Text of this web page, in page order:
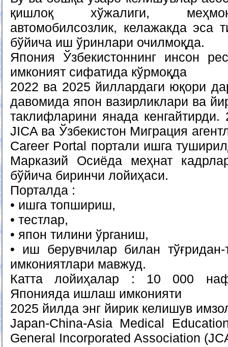
қишлоқ хўжалиги,
автомобилсозлик, келажакда эса
бўйича иш ўринлари очилмоқда.
Япония Ўзбекистоннинг инсон
имконият сифатида кўрмоқда
2022 ва 2025 йиллардаги юқори
давомида япон вазирликлари ва
таклифларини янада
JICA ва Ўзбекистон Миграция
Career Portal портали ишга
Марказий Осиёда меҳнат
бўйича биринчи лойиҳаси.
Порталда :
• ишга топшириш,
• тестлар,
• япон тилини ўрганиш,
• иш берувчилар билан
имкониятлари мавжуд.
Катта лойиҳалар : 10 000
Японияда ишлаш имконияти
2025 йилда энг йирик келишув
Japan-China-Asia Medical
General Incorporated Association